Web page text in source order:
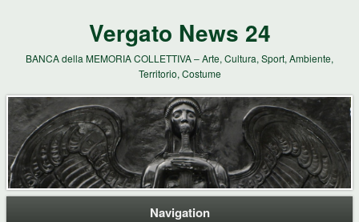
Vergato News 24
BANCA della MEMORIA COLLETTIVA – Arte, Cultura, Sport, Ambiente,
Territorio, Costume
Navigation